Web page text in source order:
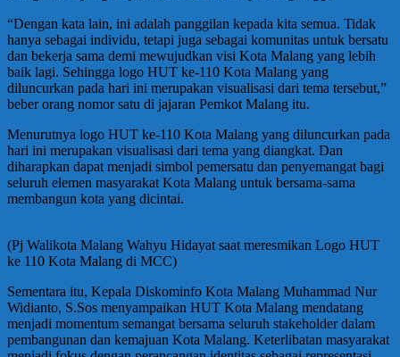
“Dengan kata lain, ini adalah panggilan kepada kita semua. Tidak
hanya sebagai individu, tetapi juga sebagai komunitas untuk bersatu
dan bekerja sama demi mewujudkan visi Kota Malang yang lebih
baik lagi. Sehingga logo HUT ke-110 Kota Malang yang
diluncurkan pada hari ini merupakan visualisasi dari tema tersebut,”
beber orang nomor satu di jajaran Pemkot Malang itu.
Menurutnya logo HUT ke-110 Kota Malang yang diluncurkan pada
hari ini merupakan visualisasi dari tema yang diangkat. Dan
diharapkan dapat menjadi simbol pemersatu dan penyemangat bagi
seluruh elemen masyarakat Kota Malang untuk bersama-sama
membangun kota yang dicintai.
(Pj Walikota Malang Wahyu Hidayat saat meresmikan Logo HUT
ke 110 Kota Malang di MCC)
Sementara itu, Kepala Diskominfo Kota Malang Muhammad Nur
Widianto, S.Sos menyampaikan HUT Kota Malang mendatang
menjadi momentum semangat bersama seluruh stakeholder dalam
pembangunan dan kemajuan Kota Malang. Keterlibatan masyarakat